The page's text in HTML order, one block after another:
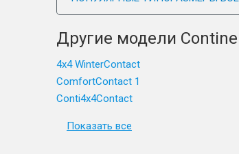
Другие модели
4x4 WinterContact
ComfortContact 1
Conti4x4Contact
Показать все